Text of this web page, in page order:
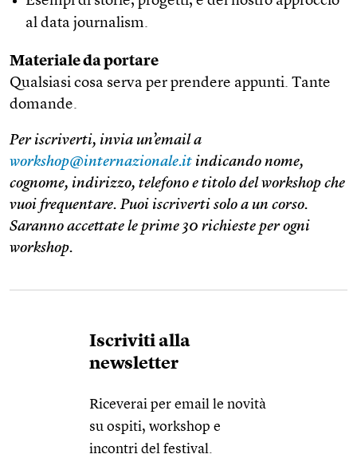
al data journalism.
Materiale da portare
Qualsiasi cosa serva per prendere appunti. Tante
domande.
Per iscriverti, invia un’email a
workshop@internazionale.it indicando nome,
cognome, indirizzo, telefono e titolo del workshop che
vuoi frequentare. Puoi iscriverti solo a un corso.
Saranno accettate le prime 30 richieste per ogni
workshop.
Iscriviti alla
newsletter
Riceverai per email le novità
su ospiti, workshop e
incontri del festival.